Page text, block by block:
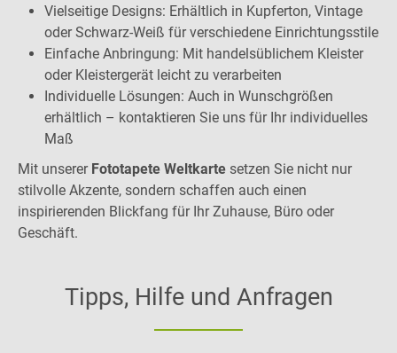
Vielseitige Designs: Erhältlich in Kupferton, Vintage
oder Schwarz-Weiß für verschiedene Einrichtungsstile
Einfache Anbringung: Mit handelsüblichem Kleister
oder Kleistergerät leicht zu verarbeiten
Individuelle Lösungen: Auch in Wunschgrößen
erhältlich – kontaktieren Sie uns für Ihr individuelles
Maß
Mit unserer Fototapete Weltkarte setzen Sie nicht nur
stilvolle Akzente, sondern schaffen auch einen
inspirierenden Blickfang für Ihr Zuhause, Büro oder
Geschäft.
Tipps, Hilfe und Anfragen